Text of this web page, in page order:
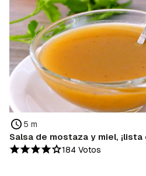
5 m
Salsa de mostaza y miel,
184 Votos